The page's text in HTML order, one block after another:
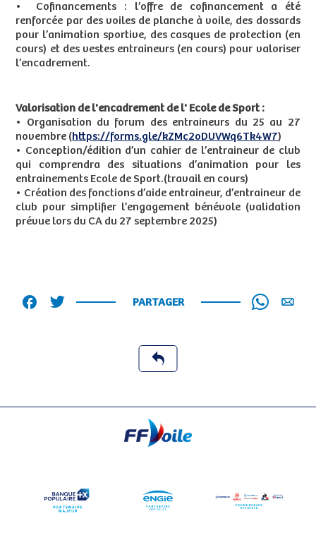
• Cofinancements : l’offre de cofinancement a été
renforcée par des voiles de planche à voile, des dossards
pour l’animation sportive, des casques de protection (en
cours) et des vestes entraineurs (en cours) pour valoriser
l’encadrement.
Valorisation de l'encadrement de l' Ecole de Sport :
• Organisation du forum des entraineurs du 25 au 27
novembre (https://forms.gle/kZMc2oDUVWq6Tk4W7)
• Conception/édition d’un cahier de l’entraineur de club
qui comprendra des situations d’animation pour les
entrainements Ecole de Sport.(travail en cours)
• Création des fonctions d’aide entraineur, d’entraineur de
club pour simplifier l’engagement bénévole (validation
prévue lors du CA du 27 septembre 2025)
PARTAGER